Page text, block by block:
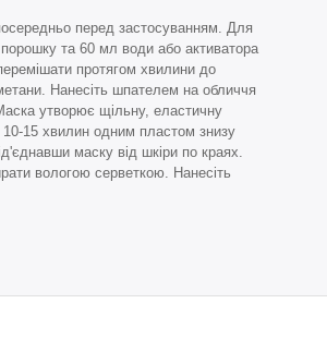
перед застосуванням. Для
та 60 мл води або активатора
протягом хвилини до
Нанесіть шпателем на обличчя
утворює щільну, еластичну
10-15 хвилин одним пластом знизу
маску від шкіри по краях.
вологою серветкою. Нанесіть